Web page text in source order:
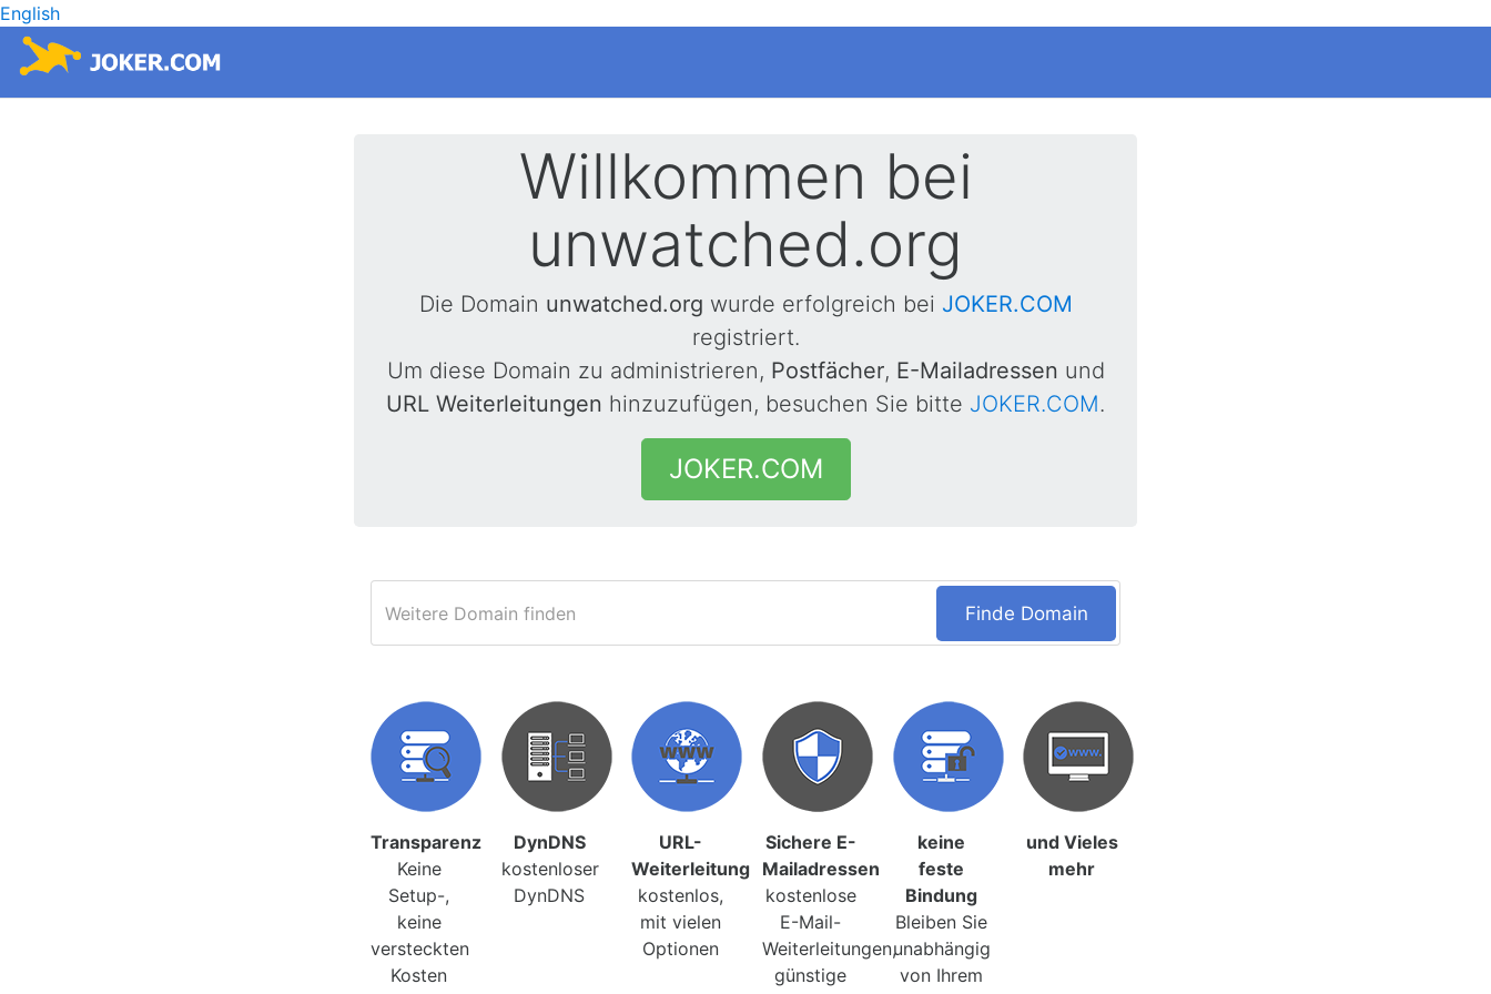
English
Willkommen bei
unwatched.org
Die Domain unwatched.org wurde erfolgreich bei JOKER.COM
registriert.
Um diese Domain zu administrieren, Postfächer, E-Mailadressen und
URL Weiterleitungen hinzuzufügen, besuchen Sie bitte JOKER.COM.
JOKER.COM
Finde Domain
Transparenz
Keine
Setup-,
keine
versteckten
Kosten
DynDNS
kostenloser
DynDNS
URL-
Weiterleitung
kostenlos,
mit vielen
Optionen
Sichere E-
Mailadressen
kostenlose
E-Mail-
Weiterleitungen,
günstige
keine
feste
Bindung
Bleiben Sie
unabhängig
von Ihrem
und Vieles
mehr